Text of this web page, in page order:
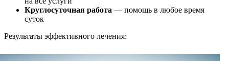
Круглосуточная работа — помощь в любое время
суток
Результаты эффективного лечения: